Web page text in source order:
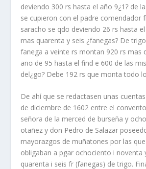
deviendo 300 rs hasta el año 9¿1? de
se cupieron con el padre comendador
saracho se qdo deviendo 26 rs hasta
mas quarenta y seis ¿fanegas? De
fanega a veinte rs montan 920 rs mas
año de 95 hasta el find e 600 de las
del¿go? Debe 192 rs que monta todo
De ahí que se redactasen unas
de diciembre de 1602 entre el
señora de la merced de burseña y
otañez y don Pedro de Salazar
mayorazgos de muñatones por las
obligaban a pgar ochociento i noventa
quarenta i seis fr (fanegas) de trigo.